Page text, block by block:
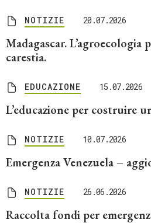
NOTIZIE 20.07.2026
Madagascar. L’agroecologia
carestia.
EDUCAZIONE 15.07.2026
L’educazione per costruire
NOTIZIE 10.07.2026
Emergenza Venezuela –
NOTIZIE 26.06.2026
Raccolta fondi per